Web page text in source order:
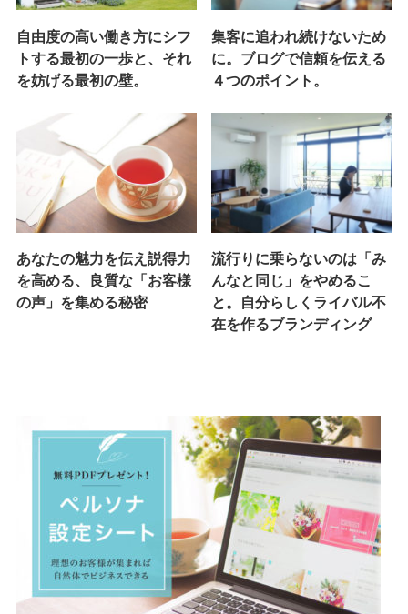
自由度の高い働き方にシフ
トする最初の一歩と、それ
を妨げる最初の壁。
集客に追われ続けないため
に。ブログで信頼を伝える
４つのポイント。
あなたの魅力を伝え説得力
を高める、良質な「お客様
の声」を集める秘密
流行りに乗らないのは「み
んなと同じ」をやめるこ
と。自分らしくライバル不
在を作るブランディング